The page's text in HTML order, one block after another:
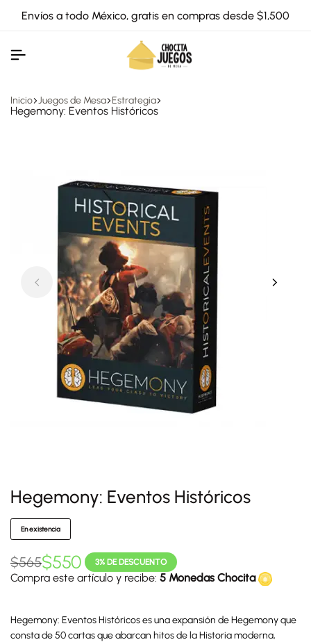
Envíos a todo México, gratis en compras desde $1,500
Inicio Juegos de Mesa Estrategia
Hegemony: Eventos Históricos
Hegemony: Eventos Históricos
En existencia
$565$550 3% DE DESCUENTO
Compra este artículo y recibe: 5 Monedas Chocita
Hegemony: Eventos Históricos es una expansión de Hegemony que
consta de 50 cartas que abarcan hitos de la Historia moderna,